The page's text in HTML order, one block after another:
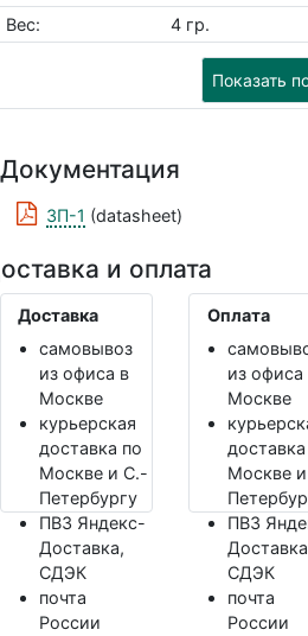
Вес:
4 гр.
Показать
Документация
ЗП-1 (datasheet)
и оплата
Доставка
самовывоз
из офиса в
Москве
курьерская
доставка по
Москве и С.-
Петербургу
ПВЗ Яндекс-
Доставка,
СДЭК
почта
России
Оплата
из офиса
Москве
Москве
ПВЗ
СДЭК
почта
России